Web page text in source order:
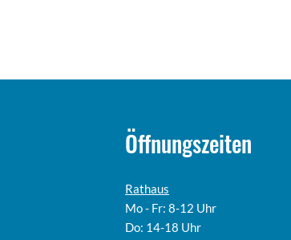
Öffnungszeiten
Rathaus
Mo - Fr: 8-12 Uhr
Do: 14-18 Uhr